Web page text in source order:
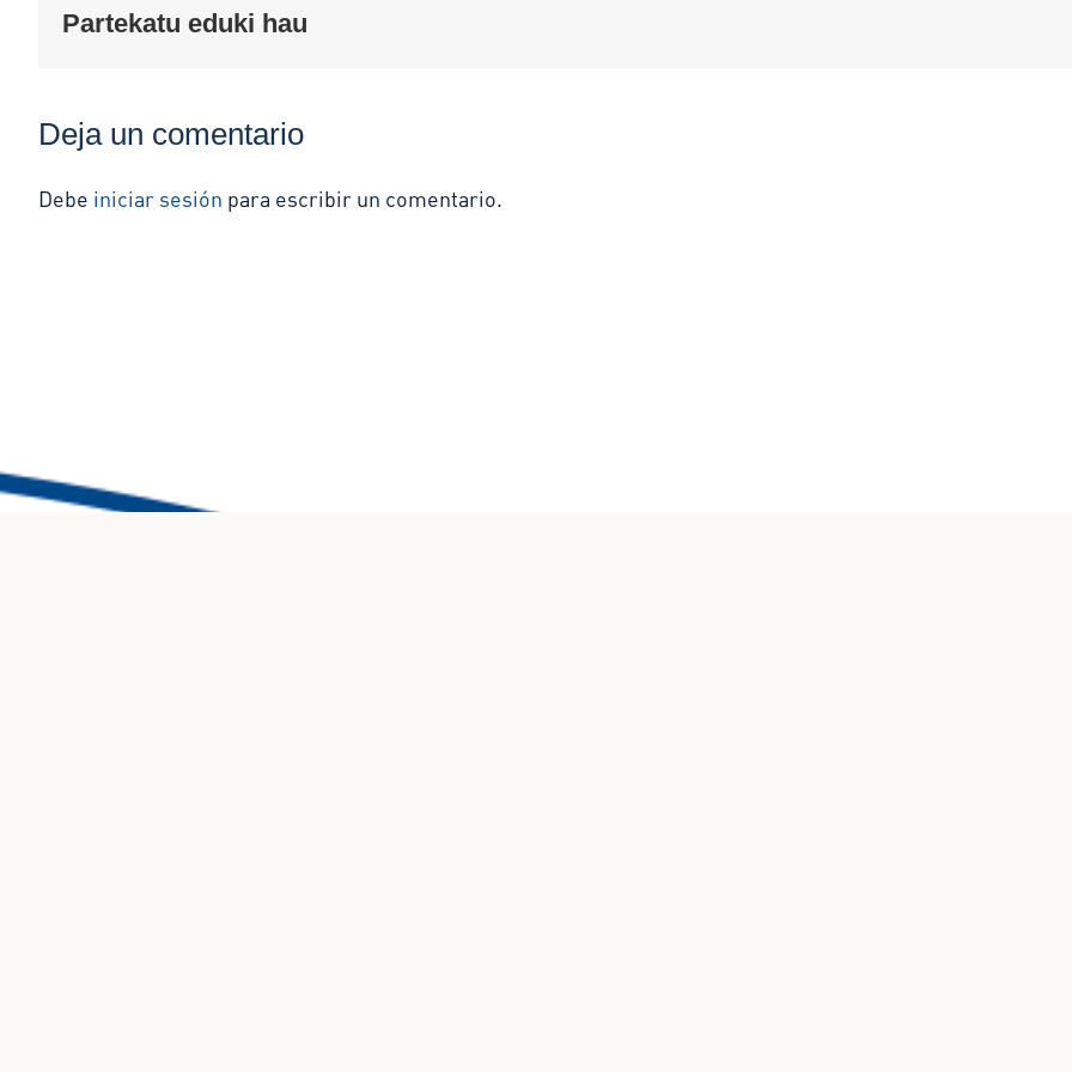
Partekatu eduki hau
Deja un comentario
Debe iniciar sesión para escribir un comentario.